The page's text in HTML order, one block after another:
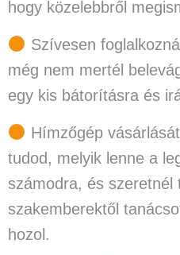
hogy közelebbről
Szívesen
még nem mertél
egy kis bátorításra és
Hímzőgép
tudod, melyik lenne a
számodra, és szeretnél
szakemberektől
hozol.